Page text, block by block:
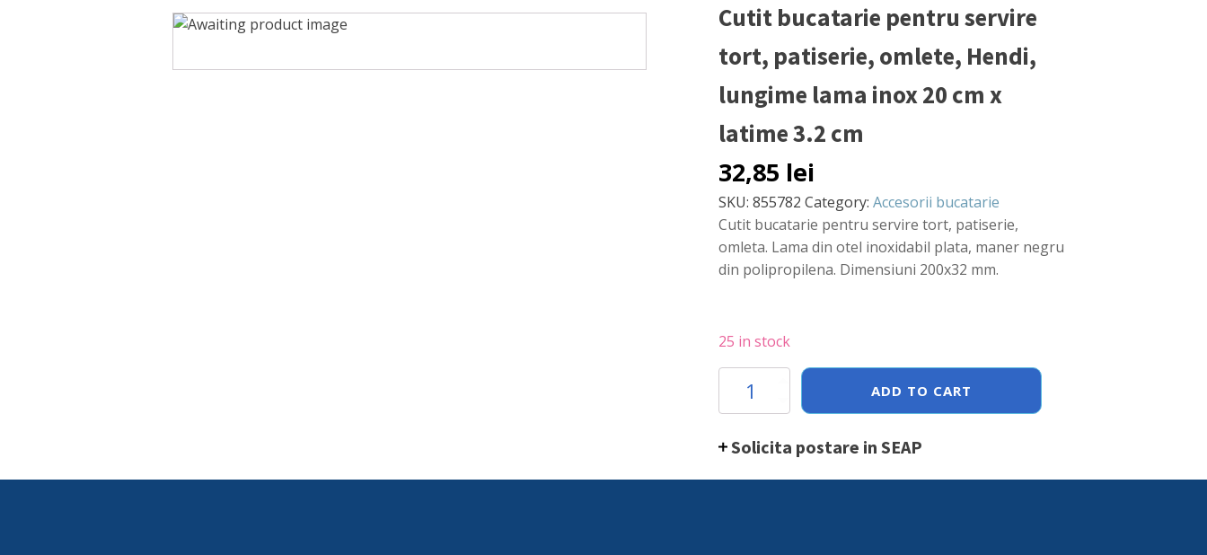
Cutit bucatarie pentru servire
tort, patiserie, omlete, Hendi,
lungime lama inox 20 cm x
latime 3.2 cm
32,85 lei
SKU: 855782 Category: Accesorii bucatarie
Cutit bucatarie pentru servire tort, patiserie,
omleta. Lama din otel inoxidabil plata, maner negru
din polipropilena. Dimensiuni 200x32 mm.
25 in stock
bucatarie
pentru
tort,
ADD TO CART
Solicita postare in SEAP